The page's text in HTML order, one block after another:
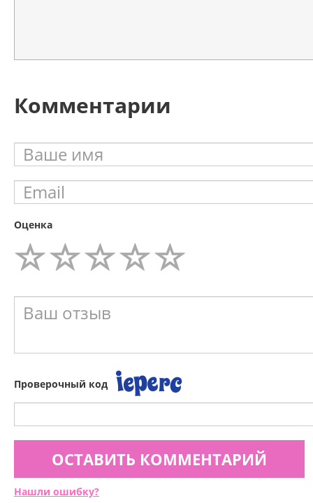
Комментарии
Оценка
Проверочный код
ОСТАВИТЬ КОММЕНТАРИЙ
Нашли ошибку?